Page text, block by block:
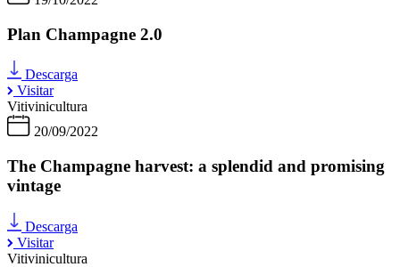
Plan Champagne 2.0
Descarga
Visitar
Vitivinicultura
20/09/2022
The Champagne harvest: a splendid and promising
vintage
Descarga
Visitar
Vitivinicultura